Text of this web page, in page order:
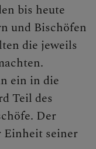
bis heute
und Bischöfen
die jeweils
ein in die
Teil des
Der
Einheit seiner